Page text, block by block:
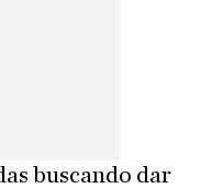
buscando dar